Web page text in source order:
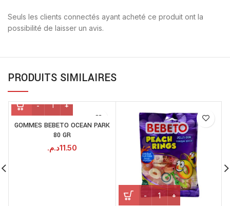
Seuls les clients connectés ayant acheté ce produit ont la
possibilité de laisser un avis.
PRODUITS SIMILAIRES
GOMMES BEBETO OCEAN PARK
80 GR
11.50د.م.